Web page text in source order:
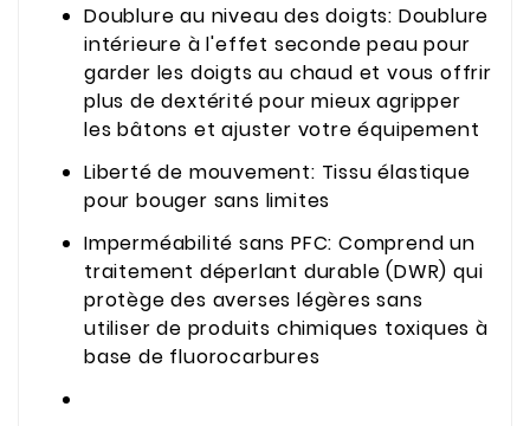
Doublure au niveau des doigts: Doublure
intérieure à l'effet seconde peau pour
garder les doigts au chaud et vous offrir
plus de dextérité pour mieux agripper
les bâtons et ajuster votre équipement
Liberté de mouvement: Tissu élastique
pour bouger sans limites
Imperméabilité sans PFC: Comprend un
traitement déperlant durable (DWR) qui
protège des averses légères sans
utiliser de produits chimiques toxiques à
base de fluorocarbures